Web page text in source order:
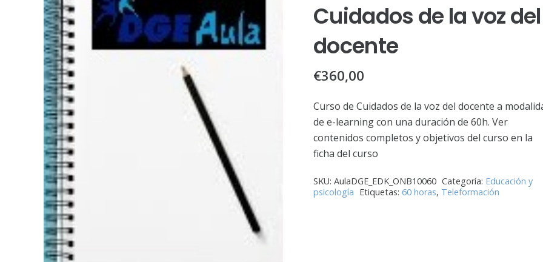
Cuidados de la voz del
docente
€360,00
Curso de Cuidados de la voz del docente a
de e-learning con una duración de 60h. Ver
contenidos completos y objetivos del curso en la
ficha del curso
SKU:AulaDGE_EDK_ONB10060 Categoría: Educación y
psicología Etiquetas: 60 horas, Teleformación